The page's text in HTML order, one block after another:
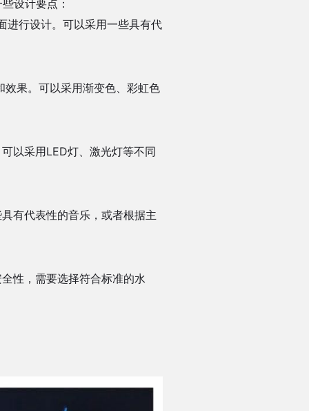
设计要点：
行设计。可以采用一些具有代
果。可以采用渐变色、彩虹色
以采用LED灯、激光灯等不同
有代表性的音乐，或者根据主
性，需要选择符合标准的水